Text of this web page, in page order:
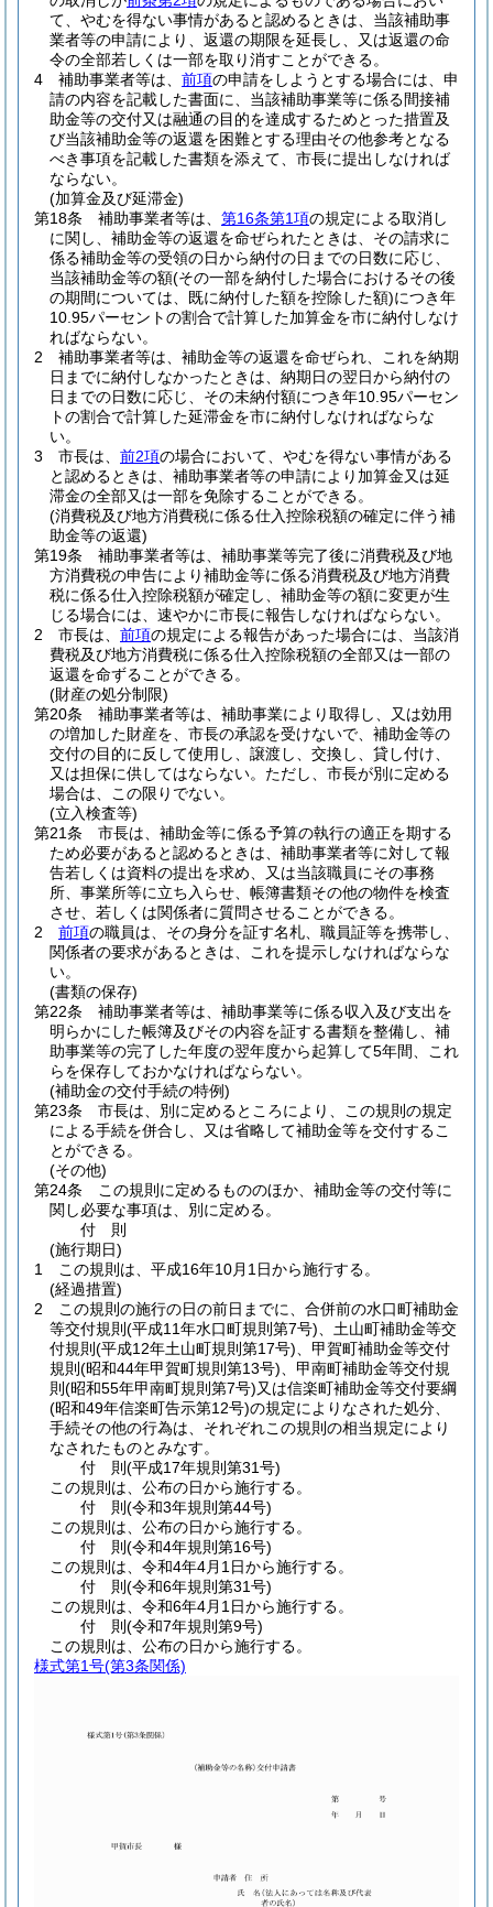
て、やむを得ない事情があると認めるときは、当該補助事
業者等の申請により、返還の期限を延長し、又は返還の命
令の全部若しくは一部を取り消すことができる。
4
補助事業者等は、 前項の申請をしようとする場合には、申
請の内容を記載した書面に、当該補助事業等に係る間接補
助金等の交付又は融通の目的を達成するためとった措置及
び当該補助金等の返還を困難とする理由その他参考となる
べき事項を記載した書類を添えて、市長に提出しなければ
ならない。
(加算金及び延滞金)
第18条
補助事業者等は、 第16条第1項の規定による取消し
に関し、補助金等の返還を命ぜられたときは、その請求に
係る補助金等の受領の日から納付の日までの日数に応じ、
当該補助金等の額(その一部を納付した場合におけるその後
の期間については、既に納付した額を控除した額)につき年
10.95パーセントの割合で計算した加算金を市に納付しなけ
ればならない。
2
補助事業者等は、補助金等の返還を命ぜられ、これを納期
日までに納付しなかったときは、納期日の翌日から納付の
日までの日数に応じ、その未納付額につき年10.95パーセン
トの割合で計算した延滞金を市に納付しなければならな
い。
3
市長は、 前2項の場合において、やむを得ない事情がある
と認めるときは、補助事業者等の申請により加算金又は延
滞金の全部又は一部を免除することができる。
(消費税及び地方消費税に係る仕入控除税額の確定に伴う補
助金等の返還)
第19条
補助事業者等は、補助事業等完了後に消費税及び地
方消費税の申告により補助金等に係る消費税及び地方消費
税に係る仕入控除税額が確定し、補助金等の額に変更が生
じる場合には、速やかに市長に報告しなければならない。
2
市長は、 前項の規定による報告があった場合には、当該消
費税及び地方消費税に係る仕入控除税額の全部又は一部の
返還を命ずることができる。
(財産の処分制限)
第20条
補助事業者等は、補助事業により取得し、又は効用
の増加した財産を、市長の承認を受けないで、補助金等の
交付の目的に反して使用し、譲渡し、交換し、貸し付け、
又は担保に供してはならない。 ただし、市長が別に定める
場合は、この限りでない。
(立入検査等)
第21条
市長は、補助金等に係る予算の執行の適正を期する
ため必要があると認めるときは、補助事業者等に対して報
告若しくは資料の提出を求め、又は当該職員にその事務
所、事業所等に立ち入らせ、帳簿書類その他の物件を検査
させ、若しくは関係者に質問させることができる。
2
前項の職員は、その身分を証す名札、職員証等を携帯し、
関係者の要求があるときは、これを提示しなければならな
い。
(書類の保存)
第22条
補助事業者等は、補助事業等に係る収入及び支出を
明らかにした帳簿及びその内容を証する書類を整備し、補
助事業等の完了した年度の翌年度から起算して5年間、これ
らを保存しておかなければならない。
(補助金の交付手続の特例)
第23条
市長は、別に定めるところにより、この規則の規定
による手続を併合し、又は省略して補助金等を交付するこ
とができる。
(その他)
第24条
この規則に定めるもののほか、補助金等の交付等に
関し必要な事項は、別に定める。
付 則
(施行期日)
1
この規則は、平成16年10月1日から施行する。
(経過措置)
2
この規則の施行の日の前日までに、合併前の水口町補助金
等交付規則 (平成11年水口町規則第7号) 、土山町補助金等交
付規則 (平成12年土山町規則第17号) 、甲賀町補助金等交付
規則 (昭和44年甲賀町規則第13号) 、甲南町補助金等交付規
則 (昭和55年甲南町規則第7号)又は信楽町補助金等交付要綱
(昭和49年信楽町告示第12号)の規定によりなされた処分、
手続その他の行為は、それぞれこの規則の相当規定により
なされたものとみなす。
付 則(平成17年規則第31号)
この規則は、公布の日から施行する。
付 則(令和3年規則第44号)
この規則は、公布の日から施行する。
付 則(令和4年規則第16号)
この規則は、令和4年4月1日から施行する。
付 則(令和6年規則第31号)
この規則は、令和6年4月1日から施行する。
付 則(令和7年規則第9号)
この規則は、公布の日から施行する。
様式第1号(第3条関係)